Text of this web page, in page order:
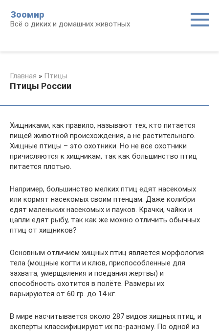
контенту
Зоомир
Всё о диких и домашних животных
Главная » Птицы
Птицы России
Хищниками, как правило, называют тех, кто питается
пищей животной происхождения, а не растительного.
Хищные птицы – это охотники. Но не все охотники
причисляются к хищникам, так как большинство птиц
питается плотью.
Например, большинство мелких птиц едят насекомых
или кормят насекомых своим птенцам. Даже колибри
едят маленьких насекомых и пауков. Крачки, чайки и
цапли едят рыбу, так как же можно отличить обычных
птиц от хищников?
Основным отличием хищных птиц является морфология
тела (мощные когти и клюв, приспособленные для
захвата, умерщвления и поедания жертвы) и
способность охотится в полёте. Размеры их
варьируются от 60 гр. до 14 кг.
В мире насчитывается около 287 видов хищных птиц, и
эксперты классифицируют их по-разному. По одной из